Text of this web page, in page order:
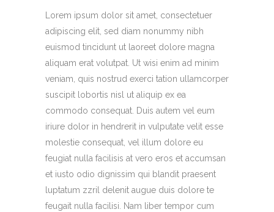
Lorem ipsum dolor sit amet, consectetuer
adipiscing elit, sed diam nonummy nibh
euismod tincidunt ut laoreet dolore magna
aliquam erat volutpat. Ut wisi enim ad minim
veniam, quis nostrud exerci tation ullamcorper
suscipit lobortis nisl ut aliquip ex ea
commodo consequat. Duis autem vel eum
iriure dolor in hendrerit in vulputate velit esse
molestie consequat, vel illum dolore eu
feugiat nulla facilisis at vero eros et accumsan
et iusto odio dignissim qui blandit praesent
luptatum zzril delenit augue duis dolore te
feugait nulla facilisi. Nam liber tempor cum